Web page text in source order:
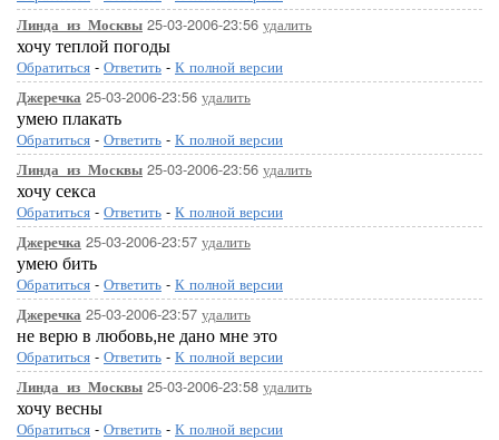
Линда_из_Москвы 25-03-2006-23:56 удалить
хочу теплой погоды
Обратиться - Ответить - К полной версии
Джеречка 25-03-2006-23:56 удалить
умею плакать
Обратиться - Ответить - К полной версии
Линда_из_Москвы 25-03-2006-23:56 удалить
хочу секса
Обратиться - Ответить - К полной версии
Джеречка 25-03-2006-23:57 удалить
умею бить
Обратиться - Ответить - К полной версии
Джеречка 25-03-2006-23:57 удалить
не верю в любовь,не дано мне это
Обратиться - Ответить - К полной версии
Линда_из_Москвы 25-03-2006-23:58 удалить
хочу весны
Обратиться - Ответить - К полной версии